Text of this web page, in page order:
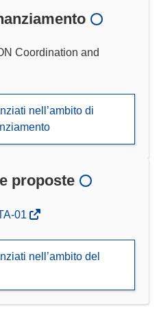
Coordination and
nell’ambito di
proposte
01
nell’ambito del